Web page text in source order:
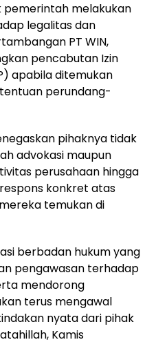
pemerintah melakukan
legalitas dan
PT WIN,
pencabutan Izin
apabila ditemukan
perundang-
pihaknya tidak
advokasi maupun
perusahaan hingga
konkret atas
temukan di
berbadan hukum yang
pengawasan terhadap
mendorong
terus mengawal
nyata dari pihak
Kamis